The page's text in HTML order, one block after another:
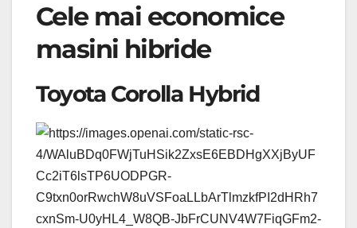
Cele mai economice
masini hibride
Toyota Corolla Hybrid